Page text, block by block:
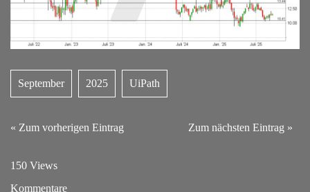
September 2025 UiPath
« Zum vorherigen Eintrag Zum nächsten Eintrag »
150 Views
Kommentare